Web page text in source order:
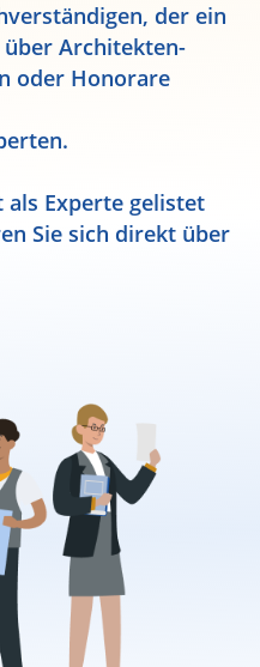
der ein
Architekten-
oder Honorare
als Experte gelistet
Sie sich direkt über